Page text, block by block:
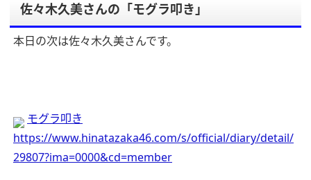
佐々木久美さんの「モグラ叩き」
本日の次は佐々木久美さんです。
モグラ叩き
https://www.hinatazaka46.com/s/official/diary/detail/
29807?ima=0000&cd=member